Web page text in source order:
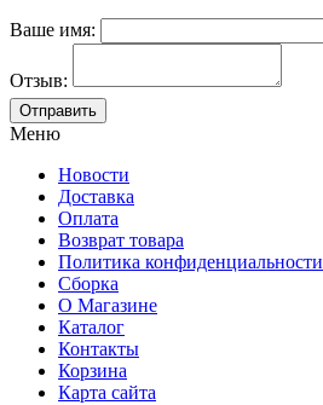
Ваше имя:
Отзыв:
Меню
Новости
Доставка
Оплата
Возврат товара
Политика конфиденциальности
Сборка
О Магазине
Каталог
Контакты
Корзина
Карта сайта